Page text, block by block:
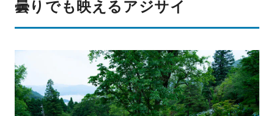
曇りでも映えるアジサイ